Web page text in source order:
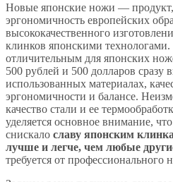
Новые японские ножи —
эргономичность европейских
высококачественного
клинков японскими технологами.
отличительным для японских
500 рублей и 500 долларов сразу
использованных материалах,
эргономичности и балансе.
качество стали и ее
уделяется основное внимание,
снискало славу японским
лучше и легче, чем любые
требуется от профессионального